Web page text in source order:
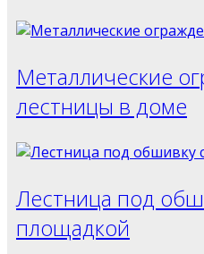
Металлические
лестницы в доме
Лестница под
площадкой